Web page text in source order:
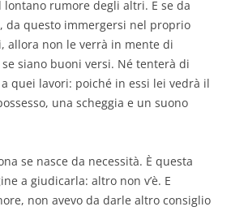
lontano rumore degli altri. E se da
da questo immergersi nel proprio
allora non le verrà in mente di
siano buoni versi. Né tenterà di
quei lavori: poiché in essi lei vedrà il
una scheggia e un suono
se nasce da necessità. È questa
a giudicarla: altro non v’è. E
non avevo da darle altro consiglio